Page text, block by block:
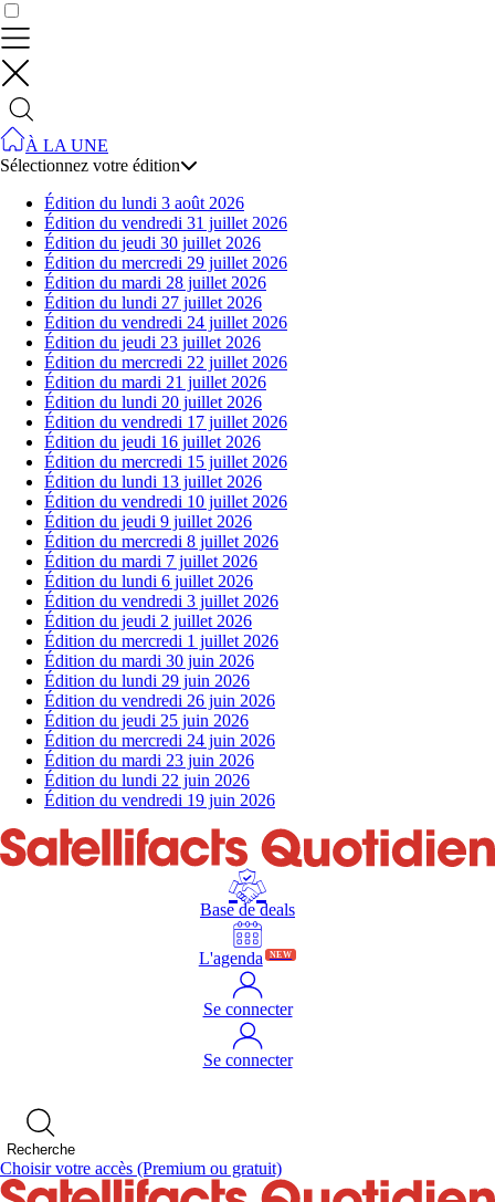
À LA UNE
Sélectionnez votre édition
Édition du lundi 3 août 2026
Édition du vendredi 31 juillet 2026
Édition du jeudi 30 juillet 2026
Édition du mercredi 29 juillet 2026
Édition du mardi 28 juillet 2026
Édition du lundi 27 juillet 2026
Édition du vendredi 24 juillet 2026
Édition du jeudi 23 juillet 2026
Édition du mercredi 22 juillet 2026
Édition du mardi 21 juillet 2026
Édition du lundi 20 juillet 2026
Édition du vendredi 17 juillet 2026
Édition du jeudi 16 juillet 2026
Édition du mercredi 15 juillet 2026
Édition du lundi 13 juillet 2026
Édition du vendredi 10 juillet 2026
Édition du jeudi 9 juillet 2026
Édition du mercredi 8 juillet 2026
Édition du mardi 7 juillet 2026
Édition du lundi 6 juillet 2026
Édition du vendredi 3 juillet 2026
Édition du jeudi 2 juillet 2026
Édition du mercredi 1 juillet 2026
Édition du mardi 30 juin 2026
Édition du lundi 29 juin 2026
Édition du vendredi 26 juin 2026
Édition du jeudi 25 juin 2026
Édition du mercredi 24 juin 2026
Édition du mardi 23 juin 2026
Édition du lundi 22 juin 2026
Édition du vendredi 19 juin 2026
Base de deals
L'agenda NEW
Se connecter
Se connecter
Recherche
Choisir votre accès (Premium ou gratuit)
Contrôler vos données